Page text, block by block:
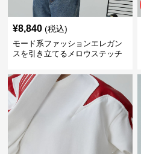
¥8,840 (税込)
モード系ファッションエレガン
スを引き立てるメロウステッチ